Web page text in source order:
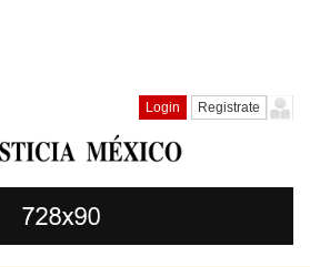
Login Registrate